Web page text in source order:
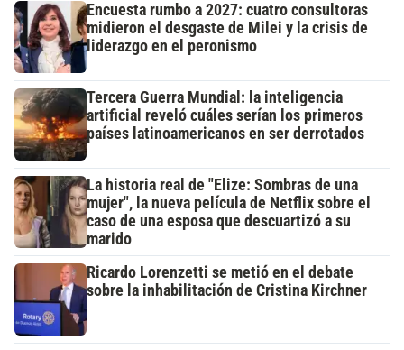
Encuesta rumbo a 2027: cuatro consultoras
midieron el desgaste de Milei y la crisis de
liderazgo en el peronismo
Tercera Guerra Mundial: la inteligencia
artificial reveló cuáles serían los primeros
países latinoamericanos en ser derrotados
La historia real de "Elize: Sombras de una
mujer", la nueva película de Netflix sobre el
caso de una esposa que descuartizó a su
marido
Ricardo Lorenzetti se metió en el debate
sobre la inhabilitación de Cristina Kirchner